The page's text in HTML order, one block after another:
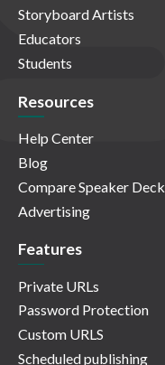
Storyboard Artists
Educators
Students
Resources
Help Center
Blog
Compare Speaker Deck
Advertising
Features
Private URLs
Password Protection
Custom URLS
Scheduled publishing